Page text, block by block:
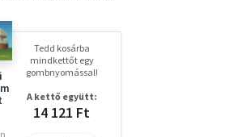
Tedd kosárba
mindkettőt egy
gombnyomással!
A kettő együtt:
14 121 Ft